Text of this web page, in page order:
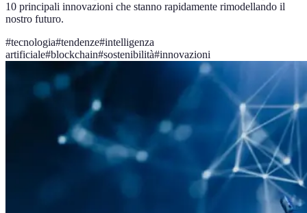
10 principali innovazioni che stanno rapidamente rimodellando il
nostro futuro.
#tecnologia#tendenze#intelligenza
artificiale#blockchain#sostenibilità#innovazioni